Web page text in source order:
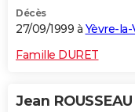
Décès
27/09/1999 à Yèvre-la-
Famille DURET
Jean ROUSSEAU